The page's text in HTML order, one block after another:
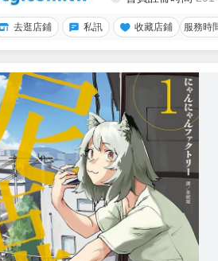
去逛店鋪 私訊 收藏店鋪 服務時